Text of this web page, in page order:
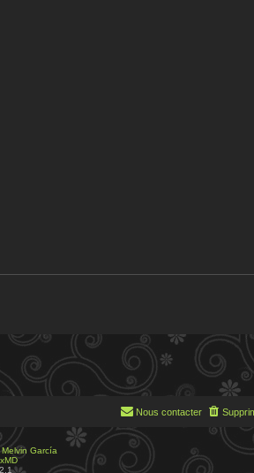
Nous contacter
Melvin García